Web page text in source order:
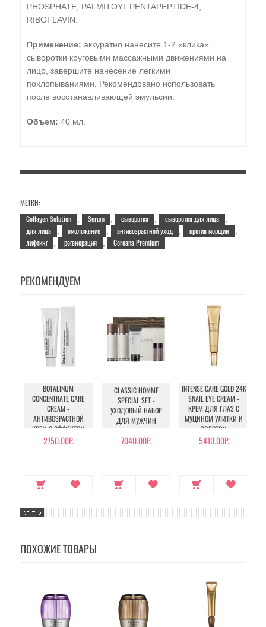
PHOSPHATE, PALMITOYL PENTAPEPTIDE-4,
RIBOFLAVIN.
Применение: аккуратно нанесите 1-2 «клика»
сыворотки круговыми массажными движениями на
лицо, завершите нанесение легкими
похлопываниями. Рекомендовано использовать
после восстанавливающей эмульсии.
Объем: 40 мл.
МЕТКИ:
Collagen Solution
Serum сыворотка сыворотка для лица
для лица омоложение антивозрастной уход против морщин
лифтинг регенерация Coreana Premium
РЕКОМЕНДУЕМ
BOTALINUM
CONCENTRATE CARE
CREAM -
АНТИВОЗРАСТНОЙ
КРЕМ С ЭФФЕКТОМ
БОТОКСА
2750.00Р.
CLASSIC HOMME
SPECIAL SET -
УХОДОВЫЙ НАБОР
ДЛЯ МУЖЧИН
7040.00Р.
INTENSE CARE GOLD 24K
SNAIL EYE CREAM -
КРЕМ ДЛЯ ГЛАЗ С
МУЦИНОМ УЛИТКИ И
ЗОЛОТОМ
5410.00Р.
ПОХОЖИЕ ТОВАРЫ